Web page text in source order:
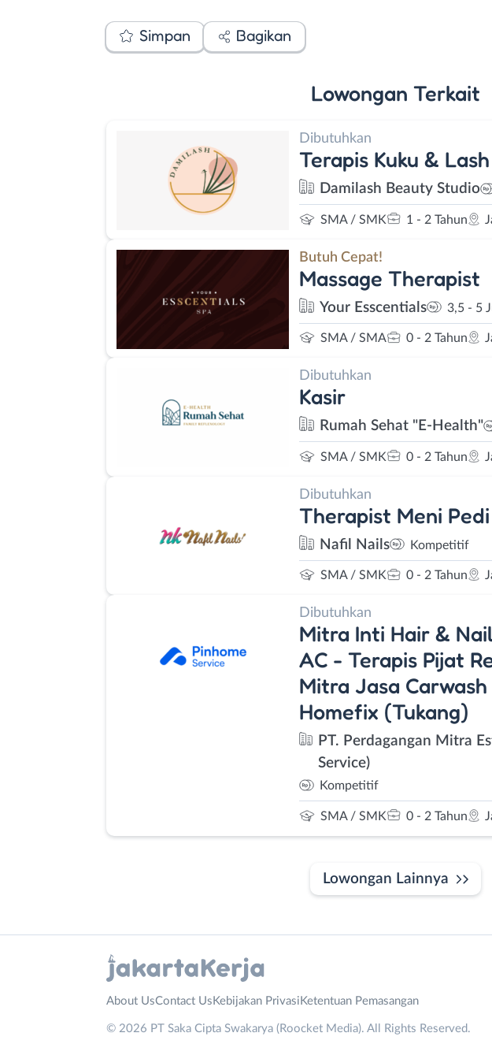
Simpan Bagikan
Lowongan Terkait
Dibutuhkan
Terapis Kuku &
Damilash Beauty Studio
SMA / SMK 1 - 2 Tahun
Butuh Cepat!
Massage Therapist
Your Esscentials 3,5 - 5
SMA / SMA 0 - 2 Tahun
Dibutuhkan
Kasir
Rumah Sehat "E-Health"
SMA / SMK 0 - 2 Tahun
Dibutuhkan
Therapist Meni Pedi
Nafil Nails Kompetitif
SMA / SMK 0 - 2 Tahun
Dibutuhkan
Mitra Inti Hair &
AC - Terapis Pijat
Mitra Jasa
Homefix (Tukang)
PT. Perdagangan Mitra
Service)
Kompetitif
SMA / SMK 0 - 2 Tahun
Lowongan Lainnya
About UsContact Us Kebijakan Privasi Ketentuan Pemasangan
© 2026 PT Saka Cipta Swakarya (Roocket Media). All Rights Reserved.